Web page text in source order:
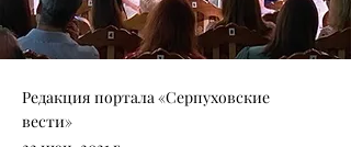
Редакция портала «Серпуховские
вести»